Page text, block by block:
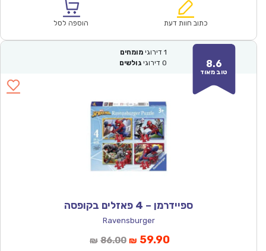
₪53.00.
הוא:
כתוב חוות דעת הוספה לסל
8.6
טוב מאוד
1 דירוגי מומחים
0 דירוגי גולשים
ספיידרמן – 4 פאזלים בקופסה
Ravensburger
₪ 86.00המחיר
₪ 59.90המחיר